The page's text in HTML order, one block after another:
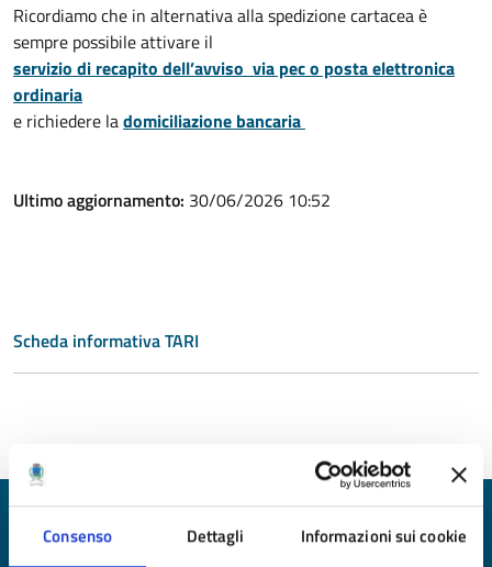
Consenso Dettagli Informazioni sui cookie
Ricordiamo che in alternativa alla spedizione cartacea è
sempre possibile attivare il
servizio di recapito dell’avviso via pec o posta elettronica
ordinaria
e richiedere ladomiciliazione bancaria
Ultimo aggiornamento: 30/06/2026 10:52
Scheda informativa TARI
Quanto sono chiare le informazioni su questa